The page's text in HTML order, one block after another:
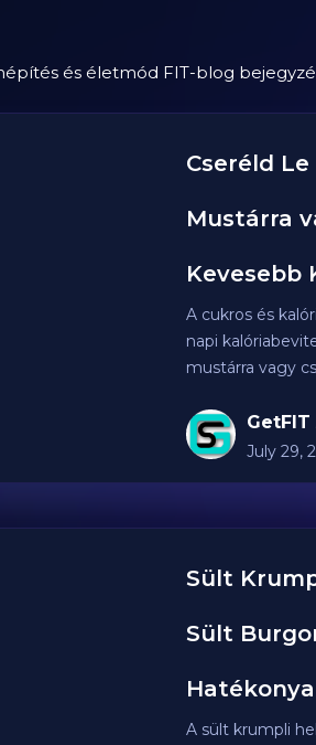
és életmód FIT-blog
Cseréld
Mustárra
Kevesebb
A cukros és
napi
mustárra vagy
GetFIT
July 29,
Sült
Sült
A sült krumpli